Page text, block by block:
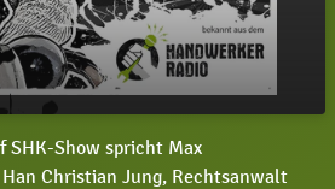
Show mit Han Christian Jung
SHK-Show spricht Max
Christian Jung, Rechtsanwalt